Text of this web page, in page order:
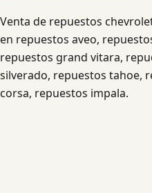
Venta de repuestos
en repuestos aveo,
repuestos grand vitara,
silverado, repuestos tahoe,
corsa, repuestos impala.